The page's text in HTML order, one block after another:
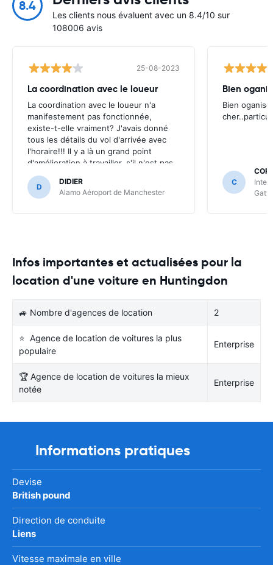
8.4
Les clients nous évaluent avec un 8.4/10 sur
108006 avis
25-08-2023
La coordination avec le loueur
La coordination avec le loueur n'a
manifestement pas fonctionnée,
existe-t-elle vraiment? J'avais donné
tous les détails du vol d'arrivée avec
l'horaire!!! Il y a là un grand point
d'amélioration à travailler, s'il n'est pas
possible (sur un aéroport international
tout de même!) de récupérer un
véhicule après 22h00, il faut l'annoncer
D
DIDIER
Alamo Aéroport de Manchester
Bien
Bien
C
Infos importantes et actualisées pour la
location d'une voiture en Huntingdon
🚙 Nombre d'agences de location 2
⭐ Agence de location de voitures la plus
populaire
Enterprise
🏆 Agence de location de voitures la mieux
notée
Enterprise
Informations pratiques
Devise
British pound
Direction de conduite
Liens
Vitesse maximale en ville